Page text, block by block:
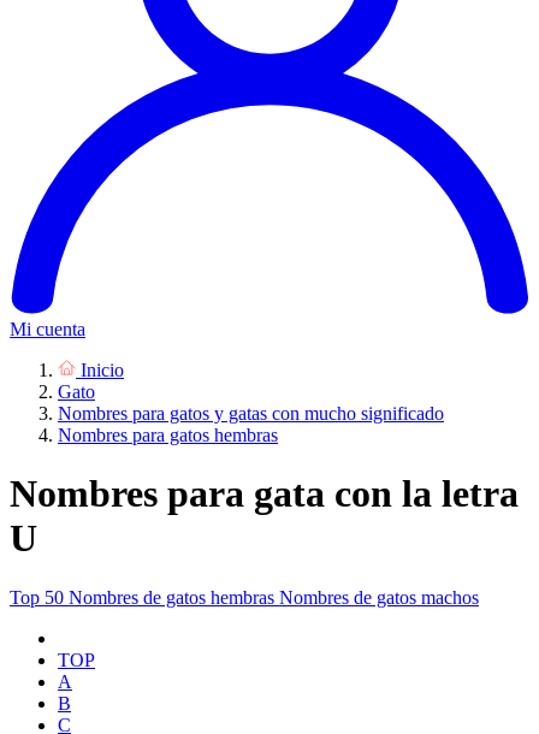
Mi cuenta
Inicio
Gato
Nombres para gatos y gatas con mucho significado
Nombres para gatos hembras
Nombres para gata con la letra
U
Top 50 Nombres de gatos hembras Nombres de gatos machos
TOP
A
B
C